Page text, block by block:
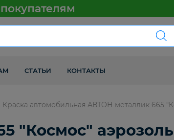
СТАТЬИ КОНТАКТЫ
Краска автомобильная АВТОН металлик 665
"Космос"